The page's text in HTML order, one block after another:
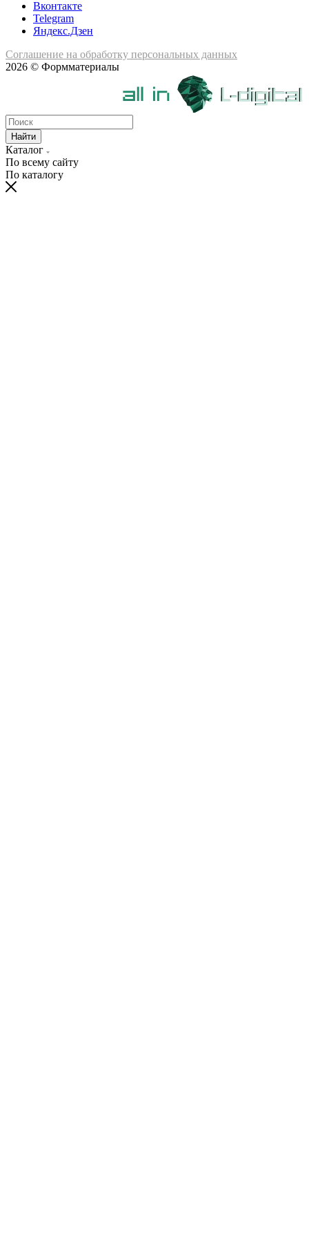
Вконтакте
Telegram
Яндекс.Дзен
Соглашение на обработку персональных данных
2026 © Формматериалы
Найти
Каталог
По всему сайту
По каталогу